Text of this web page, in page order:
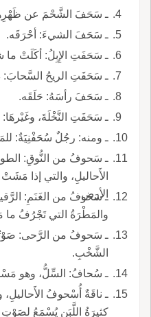
ـ سَحَفَ الشَّحْمَ عن ظَهْرِها: قَشَرَها.
ـ سَحَفَ الشيءَ: أحْرَقَه.
ـ سَحَفَتِ الإِبِلُ: أكَلَتْ ما شاءَتْ.
ـ سَحَفَتِ الريحُ السَّحابَ: ذَهَبَتْ به، كأَسْحَفَتْهُ.
ـ سَحَفَ رأسَهُ: حَلَقَه.
ـ سَحَفَتِ النَّخْلَةَ، وغَيْرهَا: أحْرَقَها.
ـ ومنه: رجُلٌ سُحَفْنِيَةٌ:
ـ سَحوفُ من النُّوقِ:
الأَحاليلِ، والتي إذا
الأرض.
ـ سَحوفُ من الغَنَمِ:
والمَطْرَةُ التي تَجْرُفُ ما
ـ سَحوفُ من
الشَّخْبِ.
ـ سُحافُ: السِّلُّ، وهو
ـ ناقَةٌ
كثيرَةُ اللَّبَنِ يُسْمَعُ